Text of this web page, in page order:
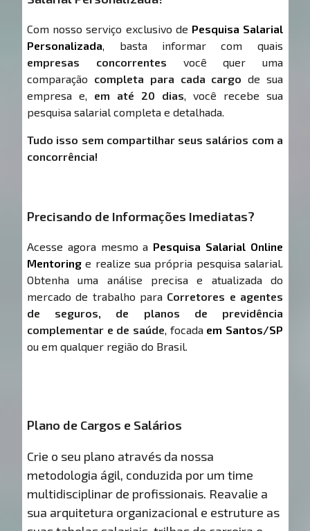
Com nosso serviço exclusivo de Pesquisa Salarial
Personalizada, basta informar com quais
empresas concorrentes você quer uma
comparação completa para cada cargo de sua
empresa e, em até 20 dias, você recebe sua
pesquisa salarial completa e detalhada.
Tudo isso sem compartilhar seus salários com a
concorrência!
Precisando de Informações Imediatas?
Acesse agora mesmo a Pesquisa Salarial Online
Mentoring e realize sua própria pesquisa salarial.
Obtenha uma análise precisa e atualizada do
mercado de trabalho para Corretores e agentes
de seguros, de planos de previdência
complementar e de saúde, focada em Santos/SP
ou em qualquer região do Brasil.
Plano de Cargos e Salários
Crie o seu plano através da nossa
metodologia ágil, conduzida por um time
multidisciplinar de profissionais. Reavalie a
sua arquitetura organizacional e estruture as